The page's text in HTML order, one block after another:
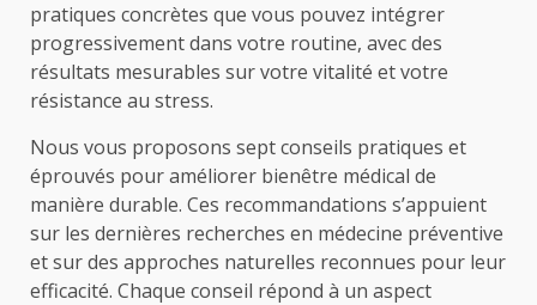
pratiques concrètes que vous pouvez intégrer
progressivement dans votre routine, avec des
résultats mesurables sur votre vitalité et votre
résistance au stress.
Nous vous proposons sept conseils pratiques et
éprouvés pour améliorer bienêtre médical de
manière durable. Ces recommandations s’appuient
sur les dernières recherches en médecine préventive
et sur des approches naturelles reconnues pour leur
efficacité. Chaque conseil répond à un aspect